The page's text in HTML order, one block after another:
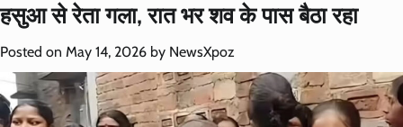
हसुआ से रेता गला, रात भर शव के पास बैठा रहा
Posted on May 14, 2026 by NewsXpoz